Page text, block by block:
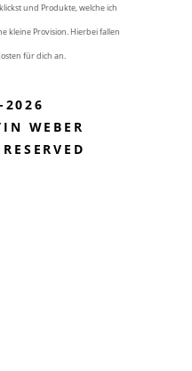
und Produkte, welche ich
kleine Provision. Hierbei fallen
für dich an.
WEBER